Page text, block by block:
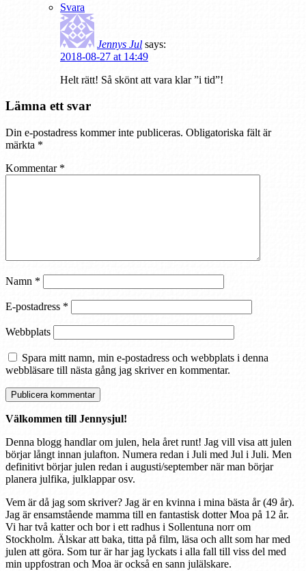
Svara
Jennys Jul says:
2018-08-27 at 14:49
Helt rätt! Så skönt att vara klar ”i tid”!
Lämna ett svar
Din e-postadress kommer inte publiceras. Obligatoriska fält är
märkta *
Kommentar *
Namn *
E-postadress *
Webbplats
Spara mitt namn, min e-postadress och webbplats i denna
webbläsare till nästa gång jag skriver en kommentar.
Välkommen till Jennysjul!
Denna blogg handlar om julen, hela året runt! Jag vill visa att julen
börjar långt innan julafton. Numera redan i Juli med Jul i Juli. Men
definitivt börjar julen redan i augusti/september när man börjar
planera julfika, julklappar osv.
Vem är då jag som skriver? Jag är en kvinna i mina bästa år (49 år).
Jag är ensamstående mamma till en fantastisk dotter Moa på 12 år.
Vi har två katter och bor i ett radhus i Sollentuna norr om
Stockholm. Älskar att baka, titta på film, läsa och allt som har med
julen att göra. Som tur är har jag lyckats i alla fall till viss del med
min uppfostran och Moa är också en sann julälskare.